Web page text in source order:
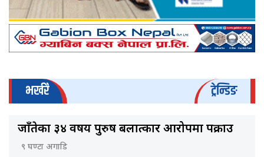
भर्खरै ट्रेन्डिङ
जाँतेका ३४ वर्षीय पुरुष बलात्कार आरोपमा पक्राउ
९ घण्टा अगाडि